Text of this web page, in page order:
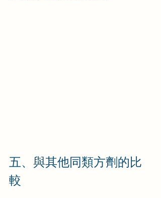
五、與其他同類方劑的比
較